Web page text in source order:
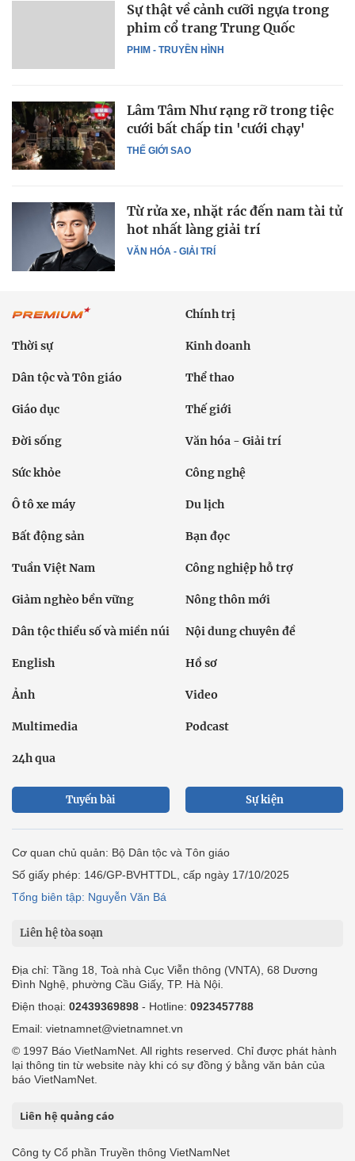
PHIM - TRUYỀN HÌNH
Sự thật về cảnh cưỡi ngựa trong
phim cổ trang Trung Quốc
THẾ GIỚI SAO
Lâm Tâm Như rạng rỡ trong tiệc
cưới bất chấp tin 'cưới chạy'
VĂN HÓA - GIẢI TRÍ
Từ rửa xe, nhặt rác đến nam tài tử
hot nhất làng giải trí
Chính trị
Thời sự Kinh doanh
Dân tộc và Tôn giáo Thể thao
Giáo dục Thế giới
Đời sống Văn hóa - Giải trí
Sức khỏe Công nghệ
Ô tô xe máy Du lịch
Bất động sản Bạn đọc
Tuần Việt Nam Công nghiệp hỗ trợ
Giảm nghèo bền vững Nông thôn mới
Dân tộc thiểu số và miền núi Nội dung chuyên đề
English Hồ sơ
Ảnh Video
Multimedia Podcast
24h qua
Tuyến bài Sự kiện
Cơ quan chủ quản: Bộ Dân tộc và Tôn giáo
Số giấy phép: 146/GP-BVHTTDL, cấp ngày 17/10/2025
Tổng biên tập: Nguyễn Văn Bá
Liên hệ tòa soạn
Địa chỉ: Tầng 18, Toà nhà Cục Viễn thông (VNTA), 68 Dương
Đình Nghệ, phường Cầu Giấy, TP. Hà Nội.
Điện thoại: 02439369898 - Hotline: 0923457788
Email: vietnamnet@vietnamnet.vn
© 1997 Báo VietNamNet. All rights reserved. Chỉ được phát hành
lại thông tin từ website này khi có sự đồng ý bằng văn bản của
báo VietNamNet.
Liên hệ quảng cáo
Công ty Cổ phần Truyền thông VietNamNet